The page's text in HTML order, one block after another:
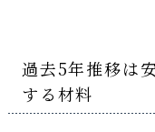
過去5年推移は
する材料